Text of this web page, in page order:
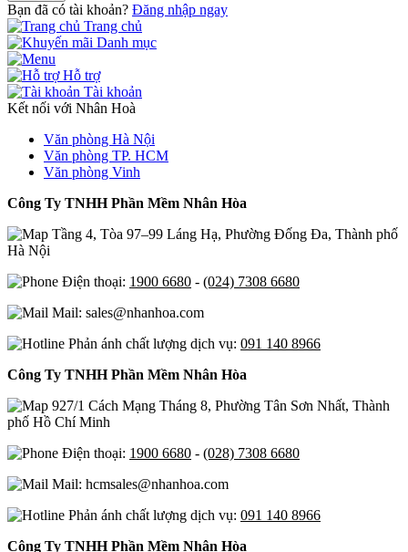
Bạn đã có tài khoản? Đăng nhập ngay
Trang chủ
Danh mục
Hỗ trợ
Tài khoản
Kết nối với Nhân Hoà
Văn phòng Hà Nội
Văn phòng TP. HCM
Văn phòng Vinh
Công Ty TNHH Phần Mềm Nhân Hòa
Tầng 4, Tòa 97–99 Láng Hạ, Phường Đống Đa, Thành phố
Hà Nội
Điện thoại: 1900 6680 - (024) 7308 6680
Mail: sales@nhanhoa.com
Phản ánh chất lượng dịch vụ: 091 140 8966
Công Ty TNHH Phần Mềm Nhân Hòa
927/1 Cách Mạng Tháng 8, Phường Tân Sơn Nhất, Thành
phố Hồ Chí Minh
Điện thoại: 1900 6680 - (028) 7308 6680
Mail: hcmsales@nhanhoa.com
Phản ánh chất lượng dịch vụ: 091 140 8966
Công Ty TNHH Phần Mềm Nhân Hòa